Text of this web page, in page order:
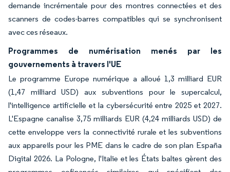
demande incrémentale pour des montres connectées et des
scanners de codes-barres compatibles qui se synchronisent
avec ces réseaux.
Programmes de numérisation menés par les
gouvernements à travers l'UE
Le programme Europe numérique a alloué 1,3 milliard EUR
(1,47 milliard USD) aux subventions pour le supercalcul,
l'intelligence artificielle et la cybersécurité entre 2025 et 2027.
L'Espagne canalise 3,75 milliards EUR (4,24 milliards USD) de
cette enveloppe vers la connectivité rurale et les subventions
aux appareils pour les PME dans le cadre de son plan España
Digital 2026. La Pologne, l'Italie et les États baltes gèrent des